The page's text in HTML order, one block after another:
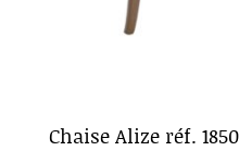
Chaise Alize réf. 1850